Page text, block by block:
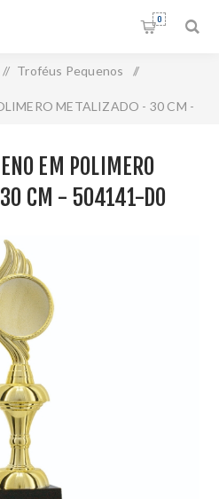
0
/ Troféus Pequenos /
METALIZADO - 30 CM -
EM POLIMERO
CM - 504141-DO